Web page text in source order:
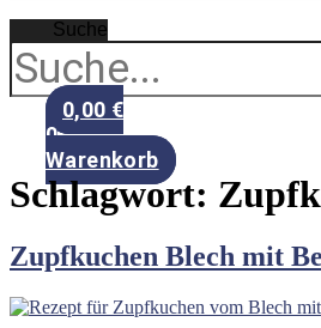
Suche
0,00 €
0
Warenkorb
Schlagwort:
Zupfkuchen Blech mit